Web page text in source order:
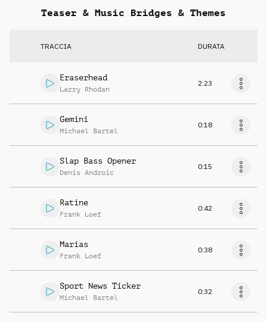
Teaser & Music Bridges & Themes
TRACCIA DURATA
Eraserhead
Larry Rhodan
2:23
Gemini
Michael Bartel
0:18
Slap Bass Opener
Denis Androic
0:15
Ratine
Frank Loef
0:42
Marias
Frank Loef
0:38
Sport News Ticker
Michael Bartel
0:32